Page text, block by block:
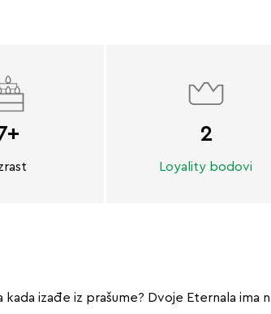
2
Loyality bodovi
izađe iz prašume? Dvoje Eternala